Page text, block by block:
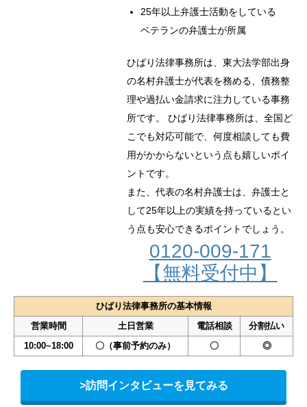
25年以上弁護士活動をしている
ベテランの弁護士が所属
ひばり法律事務所は、東大法学部出身
の名村弁護士が代表を務める、債務整
理や過払い金請求に注力している事務
所です。 ひばり法律事務所は、全国ど
こでも対応可能で、何度相談しても費
用がかからないという点も嬉しいポイ
ントです。
また、代表の名村弁護士は、弁護士と
して25年以上の実績を持っているとい
う点も安心できるポイントでしょう。
0120-009-171
【無料受付中】
ひばり法律事務所の基本情報
営業時間
土日営業 電話相談
分割払い
10:00~18:00
〇（事前予約のみ） 〇 ◎
>訪問インタビューを見てみる